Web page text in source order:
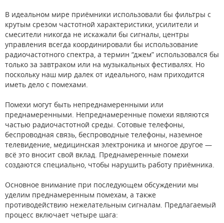
В идеальном мире приёмники использовали бы фильтры с
крутым срезом частотной характеристики, усилители и
смесители никогда не искажали бы сигналы, центры
управления всегда координировали бы использование
радиочастотного спектра, а термин “джем” использовался бы
только за завтраком или на музыкальных фестивалях. Но
поскольку наш мир далек от идеального, нам приходится
иметь дело с помехами.
Помехи могут быть непреднамеренными или
преднамеренными. Непреднамеренные помехи являются
частью радиочастотной среды. Сотовые телефоны,
беспроводная связь, беспроводные телефоны, наземное
телевидение, медицинская электроника и многое другое —
всё это вносит свой вклад. Преднамеренные помехи
создаются специально, чтобы нарушить работу приёмника.
Основное внимание при последующем обсуждении мы
уделим преднамеренным помехам, а также
противодействию нежелательным сигналам. Предлагаемый
процесс включает четыре шага: